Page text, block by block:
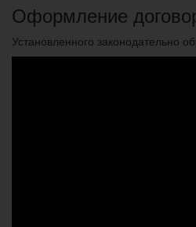
Оформление
Установленного законодательно